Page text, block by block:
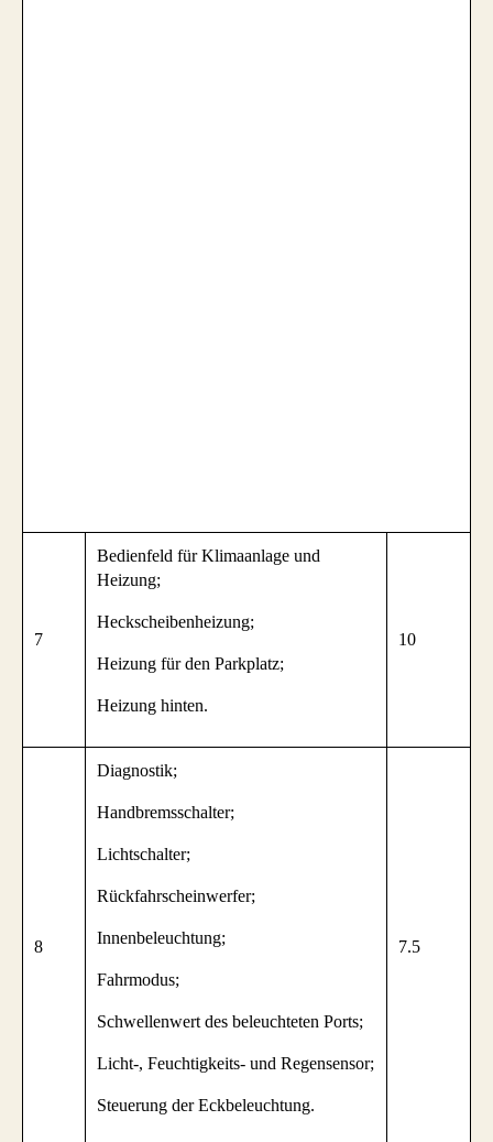
7
Bedienfeld für Klimaanlage und
Heizung;
Heckscheibenheizung;
Heizung für den Parkplatz;
Heizung hinten.
10
8
Diagnostik;
Handbremsschalter;
Lichtschalter;
Rückfahrscheinwerfer;
Innenbeleuchtung;
Fahrmodus;
Schwellenwert des beleuchteten Ports;
Licht-, Feuchtigkeits- und Regensensor;
Steuerung der Eckbeleuchtung.
7.5